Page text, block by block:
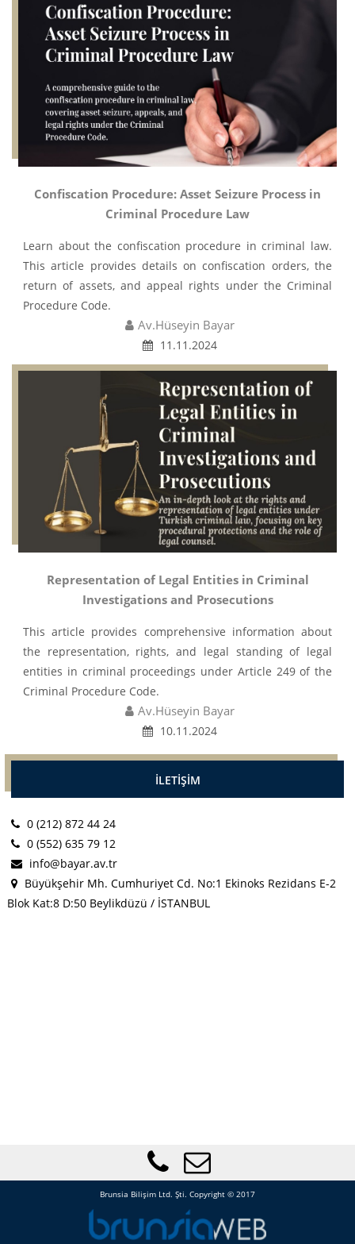
Confiscation Procedure: Asset Seizure Process in
Criminal Procedure Law
Learn about the confiscation procedure in criminal law.
This article provides details on confiscation orders, the
return of assets, and appeal rights under the Criminal
Procedure Code.
Av.Hüseyin Bayar
11.11.2024
Representation of Legal Entities in Criminal
Investigations and Prosecutions
This article provides comprehensive information about
the representation, rights, and legal standing of legal
entities in criminal proceedings under Article 249 of the
Criminal Procedure Code.
Av.Hüseyin Bayar
10.11.2024
İLETİŞİM
0 (212) 872 44 24
0 (552) 635 79 12
info@bayar.av.tr
Büyükşehir Mh. Cumhuriyet Cd. No:1 Ekinoks Rezidans E-2
Blok Kat:8 D:50 Beylikdüzü / İSTANBUL
Brunsia Bilişim Ltd. Şti. Copyright © 2017